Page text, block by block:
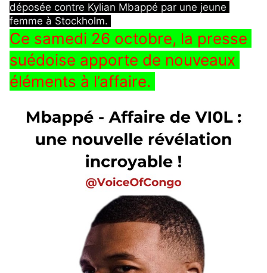
déposée contre Kylian Mbappé par une jeune
femme à Stockholm.
Ce samedi 26 octobre, la presse
suédoise apporte de nouveaux
éléments à l’affaire.